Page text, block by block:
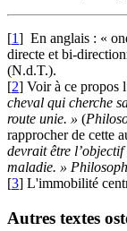
[1] En anglais : «
directe et bi-
(N.d.T.).
[2] Voir à ce propos
cheval qui cherche
route unie. » (
rapprocher de cette
devrait être
maladie. »
[3] L'immobilité
Autres textes